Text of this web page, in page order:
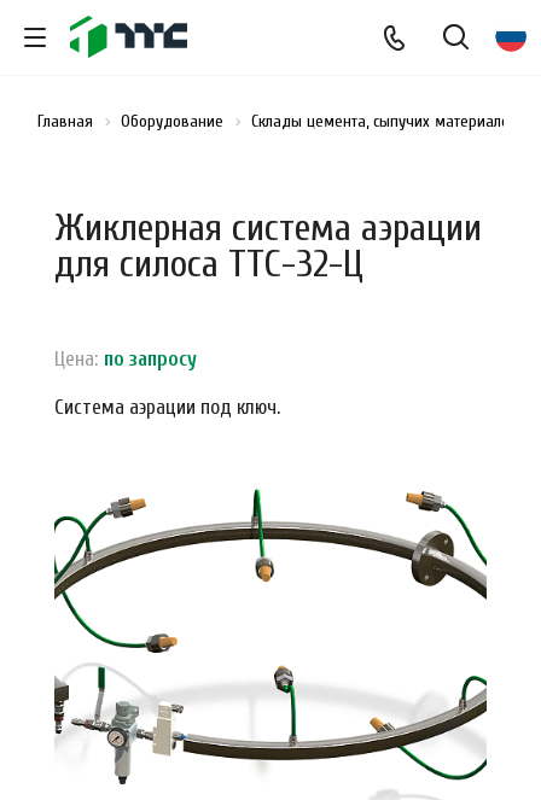
Главная Оборудование Склады цемента, сыпучих материалов и
Жиклерная система аэрации
для силоса ТТС-32-Ц
Цена: по запросу
Система аэрации под ключ.